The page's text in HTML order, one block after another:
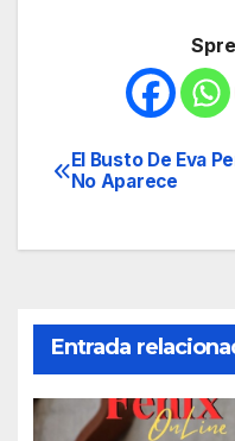
El Busto De Eva
No Aparece
Entrada